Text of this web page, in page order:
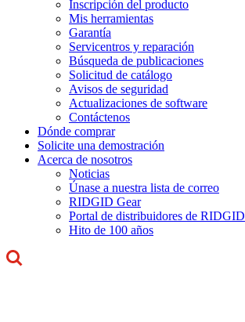
Inscripción del producto
Mis herramientas
Garantía
Servicentros y reparación
Búsqueda de publicaciones
Solicitud de catálogo
Avisos de seguridad
Actualizaciones de software
Contáctenos
Dónde comprar
Solicite una demostración
Acerca de nosotros
Noticias
Únase a nuestra lista de correo
RIDGID Gear
Portal de distribuidores de RIDGID
Hito de 100 años